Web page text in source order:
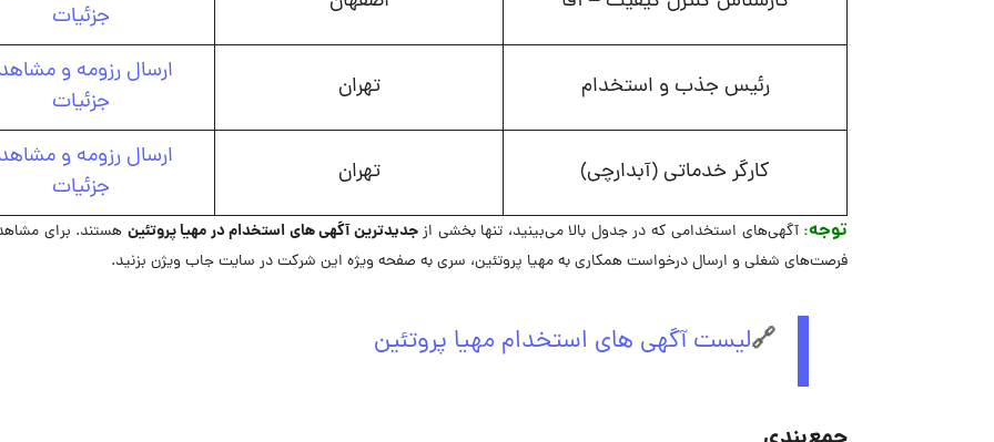
جزئیات
رئیس جذب و استخدام تهران
ارسال رزومه و
جزئیات
کارگر خدماتی (آبدارچی) تهران
ارسال رزومه و
جزئیات
توجه: آگهی‌های استخدامی که در جدول بالا می‌بینید، تنها بخشی ازجدیدترین آگهی های استخدام در مهیا پروتئین هستند. برای
فرصت‌های شغلی و ارسال درخواست همکاری به مهیا پروتئین، سری به صفحه ویژه این شرکت در ‌سایت جاب ویژن بزنید.
🔗لیست آگهی های استخدام مهیا پروتئین